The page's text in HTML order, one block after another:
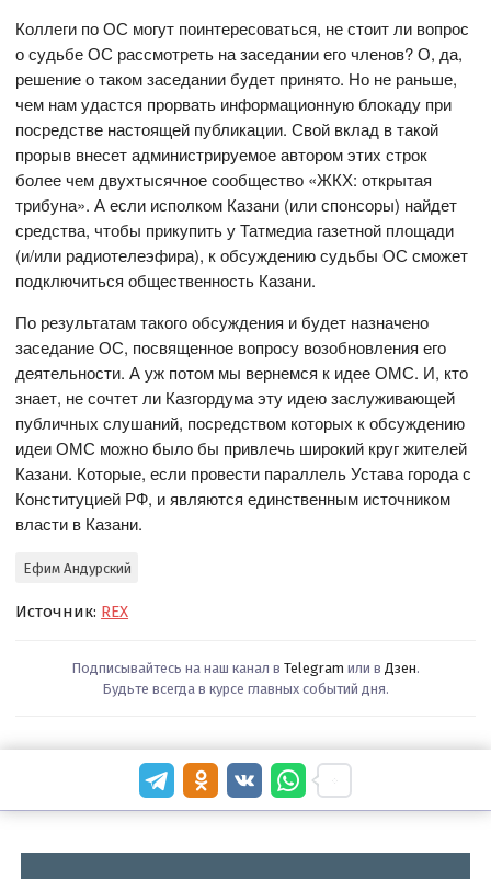
Коллеги по ОС могут поинтересоваться, не стоит ли вопрос
о судьбе ОС рассмотреть на заседании его членов? О, да,
решение о таком заседании будет принято. Но не раньше,
чем нам удастся прорвать информационную блокаду при
посредстве настоящей публикации. Свой вклад в такой
прорыв внесет администрируемое автором этих строк
более чем двухтысячное сообщество «ЖКХ: открытая
трибуна». А если исполком Казани (или спонсоры) найдет
средства, чтобы прикупить у Татмедиа газетной площади
(и/или радиотелеэфира), к обсуждению судьбы ОС сможет
подключиться общественность Казани.
По результатам такого обсуждения и будет назначено
заседание ОС, посвященное вопросу возобновления его
деятельности. А уж потом мы вернемся к идее ОМС. И, кто
знает, не сочтет ли Казгордума эту идею заслуживающей
публичных слушаний, посредством которых к обсуждению
идеи ОМС можно было бы привлечь широкий круг жителей
Казани. Которые, если провести параллель Устава города с
Конституцией РФ, и являются единственным источником
власти в Казани.
Ефим Андурский
Источник: REX
Подписывайтесь на наш канал в Telegram или в Дзен.
Будьте всегда в курсе главных событий дня.